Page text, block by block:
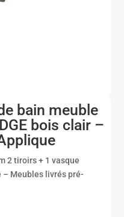
bain meuble
bois clair –
2 tiroirs + 1 vasque
– Meubles livrés pré-